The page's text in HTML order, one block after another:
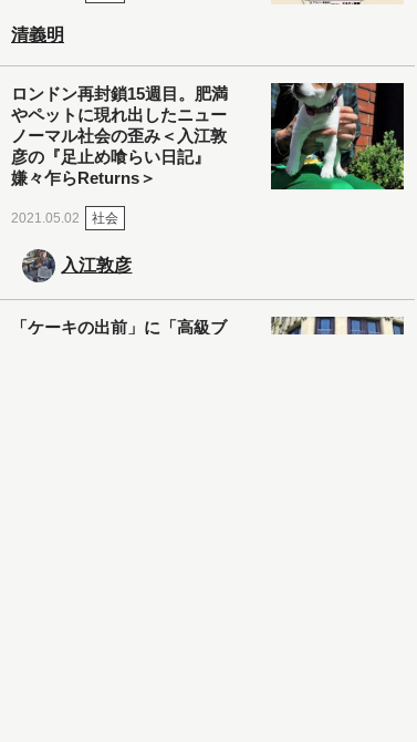
清義明
ロンドン再封鎖15週目。肥満
やペットに現れ出したニュー
ノーマル社会の歪み＜入江敦
彦の『足止め喰らい日記』
嫌々乍らReturns＞
2021.05.02 社会
入江敦彦
「ケーキの出前」に「高級ブ